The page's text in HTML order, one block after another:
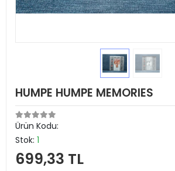
HUMPE HUMPE MEMORIES
Ürün Kodu:
Stok: 1
699,33 TL